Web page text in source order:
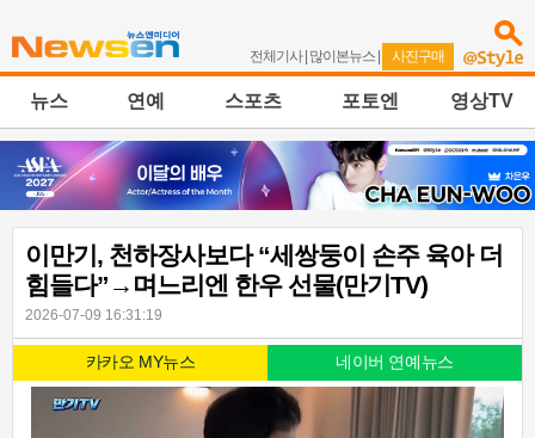
전체기사| 많이본뉴스 | 사진구매
뉴스 연예 스포츠 포토엔 영상TV
이만기, 천하장사보다 “세쌍둥이 손주 육아 더
힘들다”→며느리엔 한우 선물(만기TV)
2026-07-09 16:31:19
카카오 MY뉴스 네이버 연예뉴스